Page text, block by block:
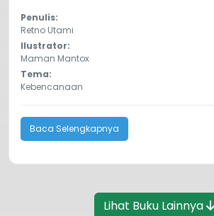
Penulis:
Retno Utami
Ilustrator:
Maman Mantox
Tema:
Kebencanaan
Baca Selengkapnya
Lihat Buku Lainnya